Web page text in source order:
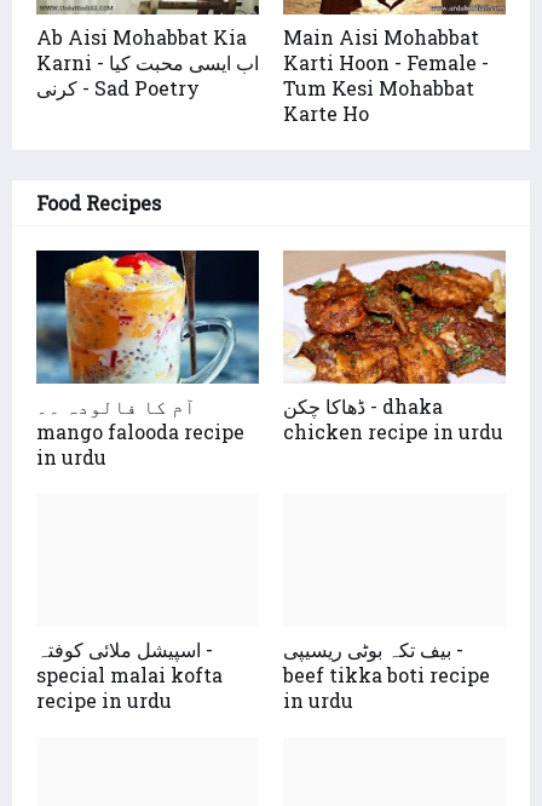
Ab Aisi Mohabbat Kia
Karni - اب ایسی محبت کیا
کرنی - Sad Poetry
Main Aisi Mohabbat
Karti Hoon - Female -
Tum Kesi Mohabbat
Karte Ho
Food Recipes
آم کا فالودہ ۔۔
mango falooda recipe
in urdu
ڈھاکا چکن - dhaka
chicken recipe in urdu
اسپیشل ملائی کوفتہ -
special malai kofta
recipe in urdu
بیف تکہ بوٹی ریسیپی -
beef tikka boti recipe
in urdu